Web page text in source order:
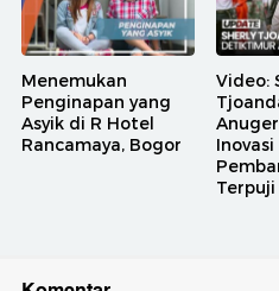
Menemukan
Penginapan yang
Asyik di R Hotel
Rancamaya, Bogor
Video:
Inovasi
Terpuji